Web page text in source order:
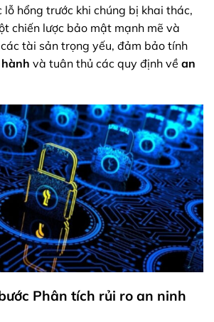
hổng trước khi chúng bị khai thác,
chiến lược bảo mật mạnh mẽ và
tài sản trọng yếu, đảm bảo tính
và tuân thủ các quy định về an
Phân tích rủi ro an ninh